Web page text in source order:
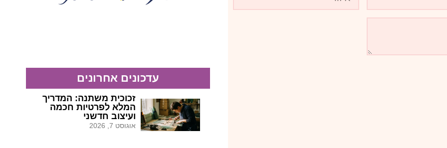
עדכונים אחרונים
זכוכית משתנה: המדריך
המלא לפרטיות חכמה
ועיצוב חדשני
אוגוסט 7, 2026